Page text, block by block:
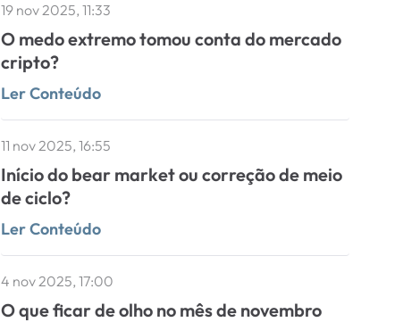
19 nov 2025, 11:33
O medo extremo tomou conta do mercado
cripto?
Ler Conteúdo
11 nov 2025, 16:55
Início do bear market ou correção de meio
de ciclo?
Ler Conteúdo
4 nov 2025, 17:00
O que ficar de olho no mês de novembro